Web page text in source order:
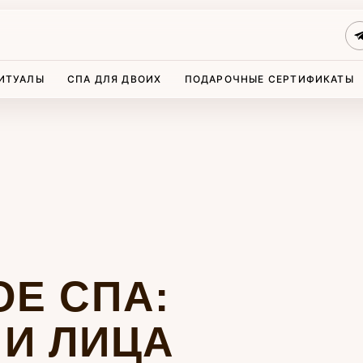
4
СПА ДЛЯ ДВОИХ ПОДАРОЧНЫЕ СЕРТИФИКАТЫ